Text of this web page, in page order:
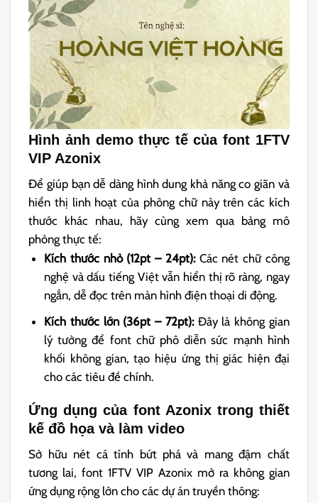
Hình ảnh demo thực tế của font 1FTV
VIP Azonix
Để giúp bạn dễ dàng hình dung khả năng co giãn và
hiển thị linh hoạt của phông chữ này trên các kích
thước khác nhau, hãy cùng xem qua bảng mô
phỏng thực tế:
Kích thước nhỏ (12pt – 24pt):Các nét chữ công
nghệ và dấu tiếng Việt vẫn hiển thị rõ ràng, ngay
ngắn, dễ đọc trên màn hình điện thoại di động.
Kích thước lớn (36pt – 72pt):Đây là không gian
lý tưởng để font chữ phô diễn sức mạnh hình
khối không gian, tạo hiệu ứng thị giác hiện đại
cho các tiêu đề chính.
Ứng dụng của font Azonix trong thiết
kế đồ họa và làm video
Sở hữu nét cá tính bứt phá và mang đậm chất
tương lai, font 1FTV VIP Azonix mở ra không gian
ứng dụng rộng lớn cho các dự án truyền thông: